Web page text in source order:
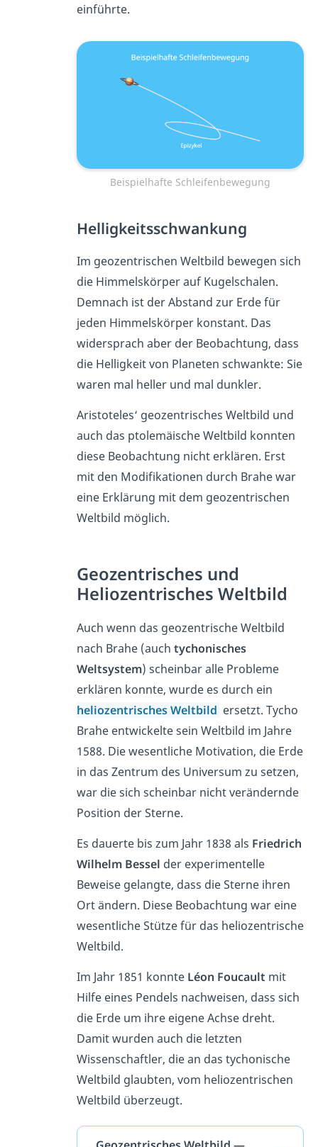
einführte.
Beispielhafte Schleifenbewegung
Helligkeitsschwankung
Im geozentrischen Weltbild bewegen sich
die Himmelskörper auf Kugelschalen.
Demnach ist der Abstand zur Erde für
jeden Himmelskörper konstant. Das
widersprach aber der Beobachtung, dass
die Helligkeit von Planeten schwankte: Sie
waren mal heller und mal dunkler.
Aristoteles‘ geozentrisches Weltbild und
auch das ptolemäische Weltbild konnten
diese Beobachtung nicht erklären. Erst
mit den Modifikationen durch Brahe war
eine Erklärung mit dem geozentrischen
Weltbild möglich.
Geozentrisches und
Heliozentrisches Weltbild
Auch wenn das geozentrische Weltbild
nach Brahe (auch tychonisches
Weltsystem) scheinbar alle Probleme
erklären konnte, wurde es durch ein
heliozentrisches Weltbild ersetzt. Tycho
Brahe entwickelte sein Weltbild im Jahre
1588. Die wesentliche Motivation, die Erde
in das Zentrum des Universum zu setzen,
war die sich scheinbar nicht verändernde
Position der Sterne.
Es dauerte bis zum Jahr 1838 als Friedrich
Wilhelm Bessel der experimentelle
Beweise gelangte, dass die Sterne ihren
Ort ändern. Diese Beobachtung war eine
wesentliche Stütze für das heliozentrische
Weltbild.
Im Jahr 1851 konnte Léon Foucault mit
Hilfe eines Pendels nachweisen, dass sich
die Erde um ihre eigene Achse dreht.
Damit wurden auch die letzten
Wissenschaftler, die an das tychonische
Weltbild glaubten, vom heliozentrischen
Weltbild überzeugt.